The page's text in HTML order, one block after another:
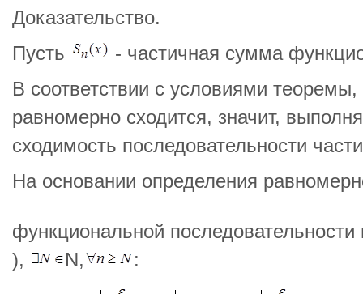
Доказательство.
Пусть
- частичная сумма
В соответствии с условиями
равномерно сходится, значит,
сходимость последовательности
На основании определения
функциональной
),
N, :